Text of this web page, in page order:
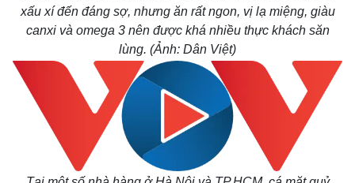
xấu xí đến đáng sợ, nhưng ăn rất ngon, vị lạ miệng, giàu
canxi và omega 3 nên được khá nhiều thực khách săn
lùng. (Ảnh: Dân Việt)